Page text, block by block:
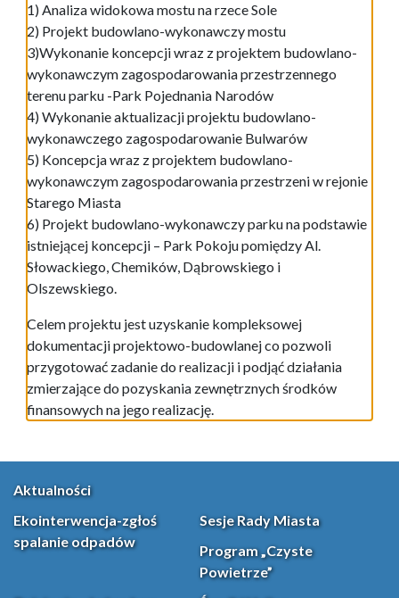
1) Analiza widokowa mostu na rzece Sole
2) Projekt budowlano-wykonawczy mostu
3)Wykonanie koncepcji wraz z projektem budowlano-
wykonawczym zagospodarowania przestrzennego
terenu parku -Park Pojednania Narodów
4) Wykonanie aktualizacji projektu budowlano-
wykonawczego zagospodarowanie Bulwarów
5) Koncepcja wraz z projektem budowlano-
wykonawczym zagospodarowania przestrzeni w rejonie
Starego Miasta
6) Projekt budowlano-wykonawczy parku na podstawie
istniejącej koncepcji – Park Pokoju pomiędzy Al.
Słowackiego, Chemików, Dąbrowskiego i
Olszewskiego.
Celem projektu jest uzyskanie kompleksowej
dokumentacji projektowo-budowlanej co pozwoli
przygotować zadanie do realizacji i podjąć działania
zmierzające do pozyskania zewnętrznych środków
finansowych na jego realizację.
Aktualności
Ekointerwencja-zgłoś
spalanie odpadów
Sesje Rady Miasta
Program „Czyste
Powietrze”